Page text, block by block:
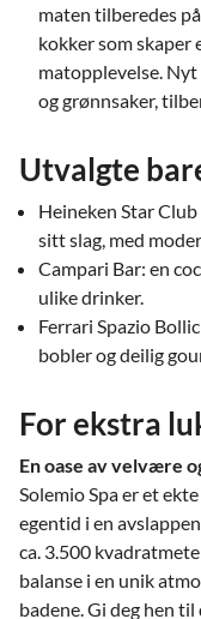
maten tilberedes
kokker som
matopplevelse.
og grønnsaker,
Utvalgte
Heineken Star
sitt slag, med
Campari Bar: en
ulike drinker.
Ferrari Spazio
bobler og deilig
For ekstra
En oase av velvære
Solemio Spa er et
egentid i en
ca. 3.500
balanse i en unik
badene. Gi deg hen